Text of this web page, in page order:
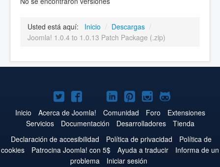
Usted está aquí: Inicio / Descargas /
Joomla! 1.0.4 to 1.0.13 Patch Package (.zip)
Joomla!
en
Twitter
Joomla!
en
Facebook
Joomla!
en
YouTube
Joomla!
en
LinkedIn
Joomla!
en
Pinterest
Joomla!
en
Instagram
Joomla!
en
GitHub
Inicio Acerca de Joomla! Comunidad Foro
Extensiones
Servicios
Documentación Desarrolladores
Tienda
Declaración de accesibilidad
Política de privacidad
Política de
cookies
Patrocina Joomla! con 5$ Ayuda a traducir
Informa de un
problema
Iniciar sesión